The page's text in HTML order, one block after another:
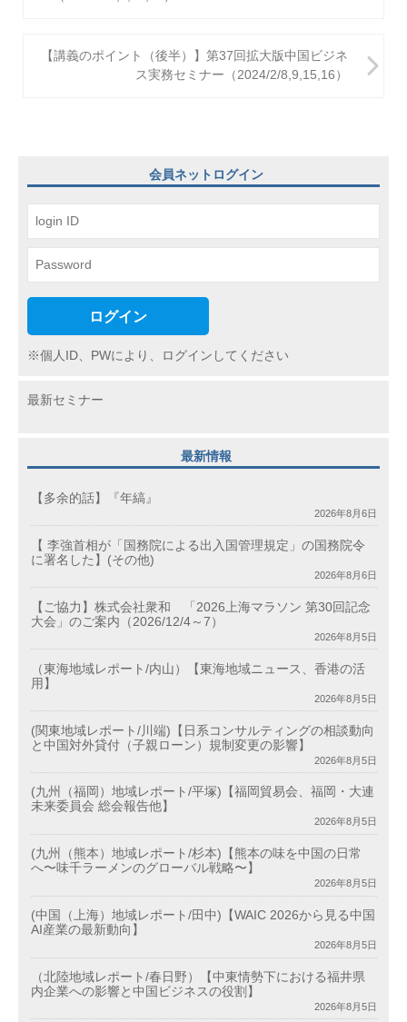
ン
【講義のポイント（後半）】第37回拡大版中国ビジネ
ス実務セミナー（2024/2/8,9,15,16）
会員ネットログイン
ログイン
※個人ID、PWにより、ログインしてください
最新セミナー
最新情報
【多余的話】『年縞』
2026年8月6日
【 李強首相が「国務院による出入国管理規定」の国務院令
に署名した】(その他)
2026年8月6日
【ご協力】株式会社衆和 「2026上海マラソン 第30回記念
大会」のご案内（2026/12/4～7）
2026年8月5日
（東海地域レポート/内山）【東海地域ニュース、香港の活
用】
2026年8月5日
(関東地域レポート/川端)【日系コンサルティングの相談動向
と中国対外貸付（子親ローン）規制変更の影響】
2026年8月5日
(九州（福岡）地域レポート/平塚)【福岡貿易会、福岡・大連
未来委員会 総会報告他】
2026年8月5日
(九州（熊本）地域レポート/杉本)【熊本の味を中国の日常
へ〜味千ラーメンのグローバル戦略〜】
2026年8月5日
(中国（上海）地域レポート/田中)【WAIC 2026から見る中国
AI産業の最新動向】
2026年8月5日
（北陸地域レポート/春日野）【中東情勢下における福井県
内企業への影響と中国ビジネスの役割】
2026年8月5日